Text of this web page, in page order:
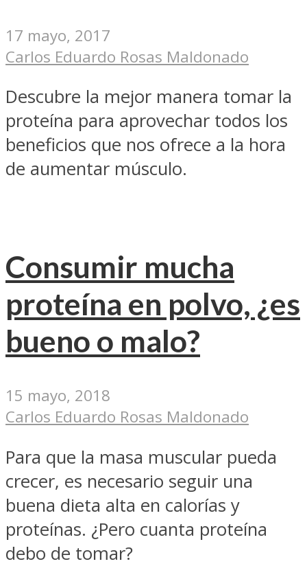
17 mayo, 2017
Carlos Eduardo Rosas Maldonado
Descubre la mejor manera tomar la
proteína para aprovechar todos los
beneficios que nos ofrece a la hora
de aumentar músculo.
Consumir mucha
proteína en polvo, ¿es
bueno o malo?
15 mayo, 2018
Carlos Eduardo Rosas Maldonado
Para que la masa muscular pueda
crecer, es necesario seguir una
buena dieta alta en calorías y
proteínas. ¿Pero cuanta proteína
debo de tomar?